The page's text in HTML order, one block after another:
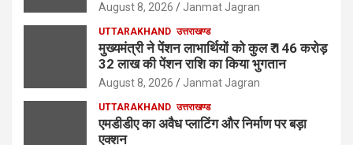
August 8, 2026 Janmat Jagran
UTTARAKHAND उत्तराखण्ड
मुख्यमंत्री ने पेंशन लाभार्थियों को कुल ₹ 146 करोड़
32 लाख की पेंशन राशि का किया भुगतान
August 8, 2026 Janmat Jagran
UTTARAKHAND उत्तराखण्ड
एमडीडीए का अवैध प्लाटिंग और निर्माण पर बड़ा
एक्शन